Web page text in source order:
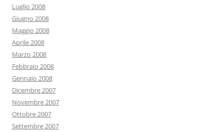
Luglio 2008
Giugno 2008
Maggio 2008
Aprile 2008
Marzo 2008
Febbraio 2008
Gennaio 2008
Dicembre 2007
Novembre 2007
Ottobre 2007
Settembre 2007